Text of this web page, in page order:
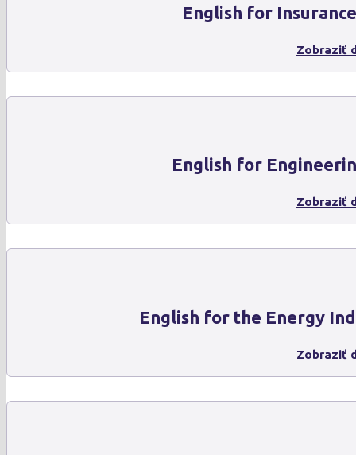
English for Insurance
Zobraziť
English for
Zobraziť
English for the Energy
Zobraziť